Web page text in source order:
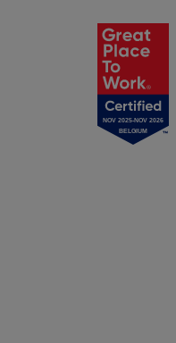
NOV 2025-NOV 2026
BELGIUM